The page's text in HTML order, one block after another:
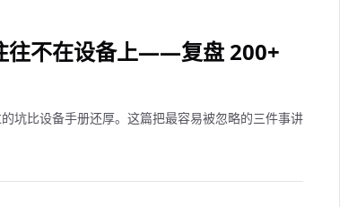
往不在设备上——复盘 200+
坑比设备手册还厚。这篇把最容易被忽略的三件事讲